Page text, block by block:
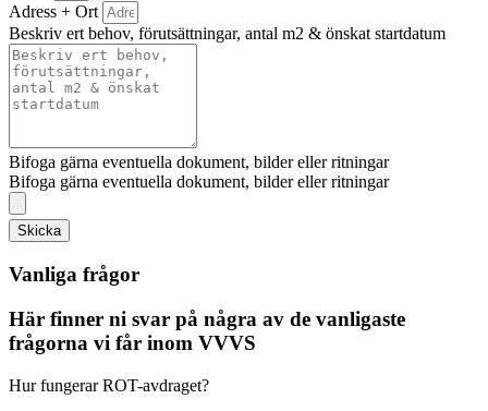
Adress + Ort
Beskriv ert behov, förutsättningar, antal m2 & önskat startdatum
Bifoga gärna eventuella dokument, bilder eller ritningar
Bifoga gärna eventuella dokument, bilder eller ritningar
Skicka
Vanliga frågor
Här finner ni svar på några av de vanligaste
frågorna vi får inom VVVS
Hur fungerar ROT-avdraget?